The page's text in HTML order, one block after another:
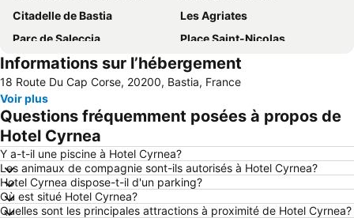
Citadelle de Bastia
Les Agriates
Parc de Saleccia
Place Saint-Nicolas
San Michele de Murato
Le Delta de l'Ostriconi
Cala dello Zurletto
Festival du Cinéma Italien de Bastia
La Chapelle Sainte-Croix
Informations sur l’hébergement
18 Route Du Cap Corse, 20200, Bastia, France
Voir plus
Questions fréquemment posées à propos de
Hotel Cyrnea
Y a-t-il une piscine à Hotel Cyrnea?
Les animaux de compagnie sont-ils autorisés à Hotel Cyrnea?
Hotel Cyrnea dispose-t-il d'un parking?
Où est situé Hotel Cyrnea?
Quelles sont les principales attractions à proximité de Hotel Cyrnea?